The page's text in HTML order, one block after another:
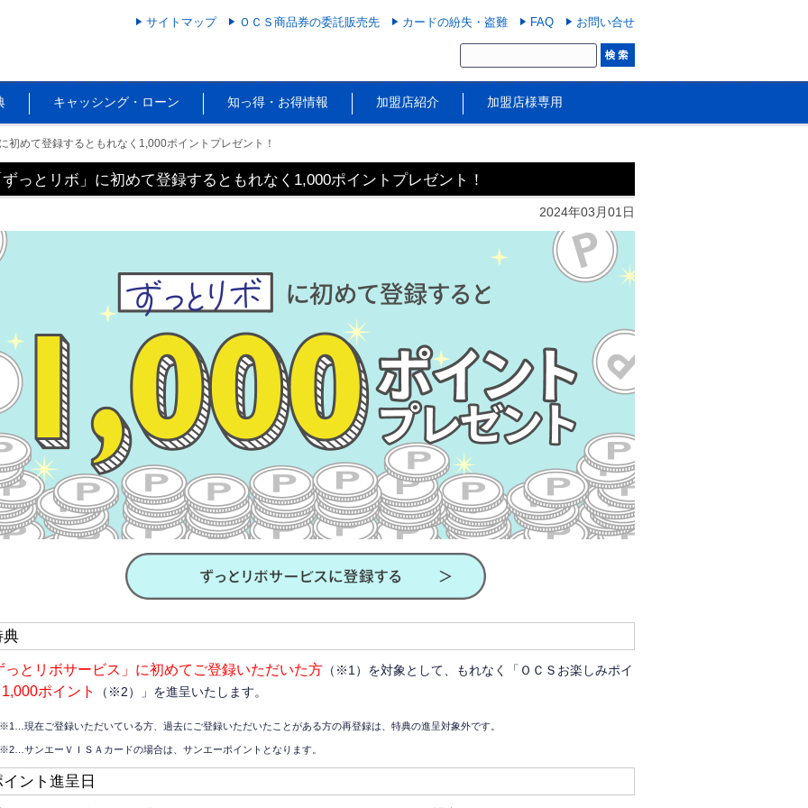
サイトマップ ＯＣＳ商品券の委託販売先 カードの紛失・盗難 FAQ お問い合せ
キャッシング・ローン 知っ得・お得情報 加盟店紹介 加盟店様専用
初めて登録するともれなく1,000ポイントプレゼント！
っとリボ」に初めて登録するともれなく1,000ポイントプレゼント！
2024年03月01日
典
っとリボサービス」に初めてご登録いただいた方 （※1）を対象として、もれなく「ＯＣＳお楽しみポイ
1,000ポイント （※2）」を進呈いたします。
※1…現在ご登録いただいている方、過去にご登録いただいたことがある方の再登録は、特典の進呈対象外です。
※2…サンエーＶＩＳＡカードの場合は、サンエーポイントとなります。
イント進呈日